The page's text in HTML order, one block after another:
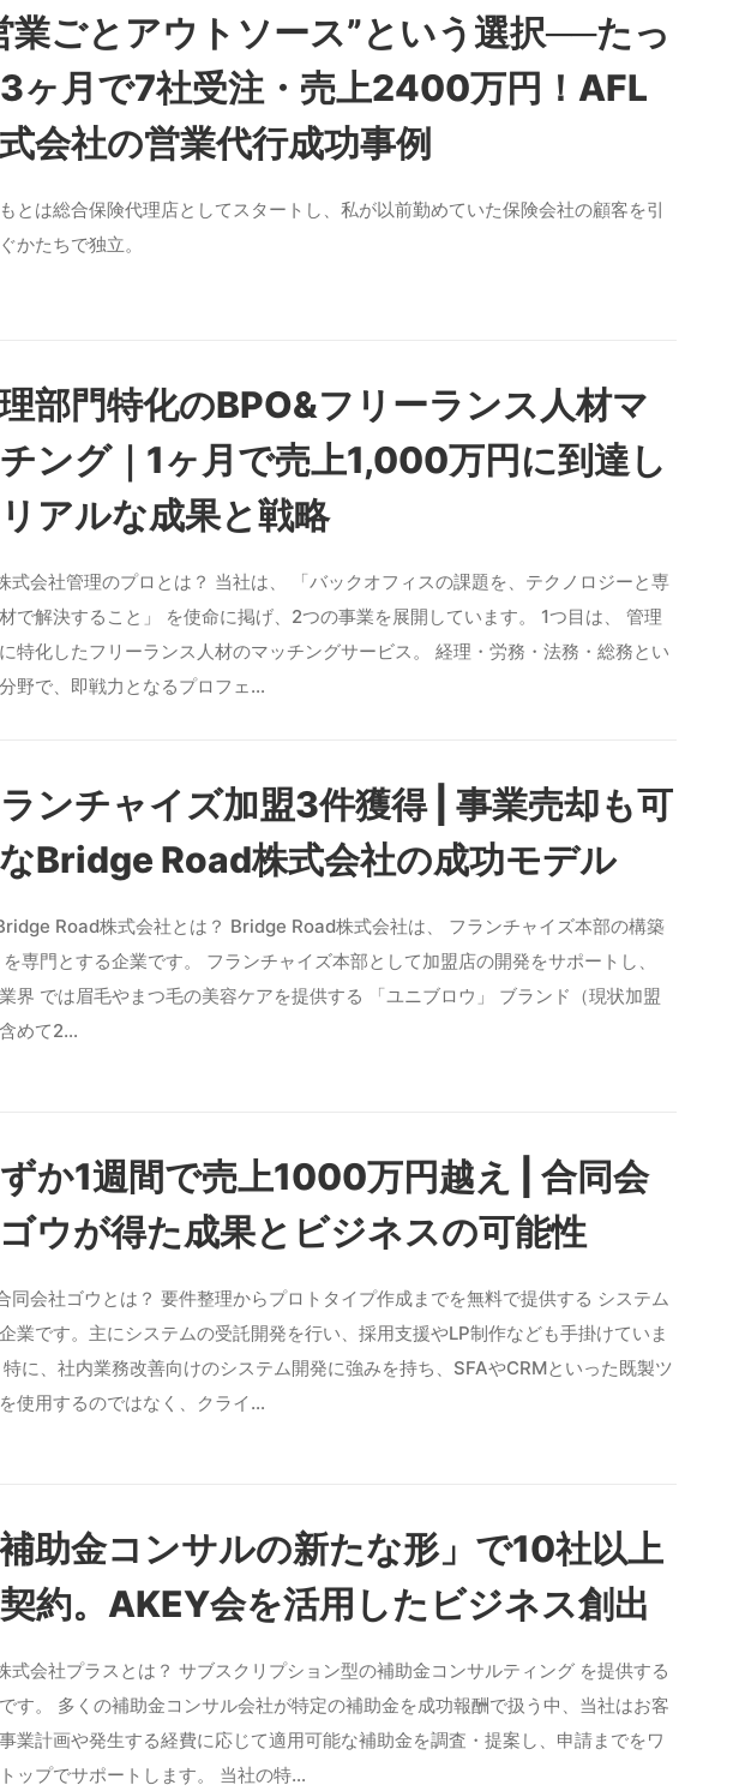
業ごとアウトソース”という選択──たっ
ヶ月で7社受注・売上2400万円！AFL
会社の営業代行成功事例
とは総合保険代理店としてスタートし、私が以前勤めていた保険会社の顧客を引
かたちで独立。
部門特化のBPO&フリーランス人材マ
ング｜1ヶ月で売上1,000万円に到達し
アルな成果と戦略
式会社管理のプロとは？ 当社は、 「バックオフィスの課題を、テクノロジーと専
で解決すること」 を使命に掲げ、2つの事業を展開しています。 1つ目は、 管理
特化したフリーランス人材のマッチングサービス。 経理・労務・法務・総務とい
野で、即戦力となるプロフェ…
ンチャイズ加盟3件獲得 | 事業売却も可
Bridge Road株式会社の成功モデル
Road株式会社とは？ Bridge Road株式会社は、 フランチャイズ本部の構築
専門とする企業です。 フランチャイズ本部として加盟店の開発をサポートし、
界 では眉毛やまつ毛の美容ケアを提供する 「ユニブロウ」 ブランド（現状加盟
めて2…
か1週間で売上1000万円越え | 合同会
ウが得た成果とビジネスの可能性
同会社ゴウとは？ 要件整理からプロトタイプ作成までを無料で提供する システム
業です。主にシステムの受託開発を行い、採用支援やLP制作なども手掛けていま
に、社内業務改善向けのシステム開発に強みを持ち、SFAやCRMといった既製ツ
使用するのではなく、クライ…
補助金コンサルの新たな形」で10社以上
約。AKEY会を活用したビジネス創出
式会社プラスとは？ サブスクリプション型の補助金コンサルティング を提供する
す。 多くの補助金コンサル会社が特定の補助金を成功報酬で扱う中、当社はお客
業計画や発生する経費に応じて適用可能な補助金を調査・提案し、申請までをワ
ップでサポートします。 当社の特…